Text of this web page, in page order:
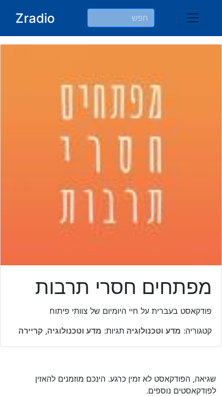
Zradio
מפתחים חסרי תרבות
פודקאסט בעברית על חיי היומיום של צוותי פיתוח
קטגוריה: מדע וטכנולוגיה תגיות: מדע וטכנולוגיה, קריירה
שגיאה, הפודקאסט לא זמין כרגע. הינכם מוזמנים להאזין
לפודקאסטים נוספים.